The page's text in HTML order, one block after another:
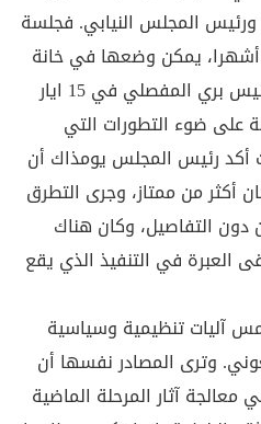
ورئيس المجلس النيابي. فجلسة
أشهرا، يمكن وضعها في خانة
ترجمة لقاء الرئيس عون والرئيس بري المفصلي في 15 ايار
على ضوء التطورات التي
أكد رئيس المجلس يومذاك أن
أكثر من ممتاز، وجرى التطرق
دون التفاصيل، وكان هناك
العبرة في التنفيذ الذي يقع
آليات تنظيمية وسياسية
وترى المصادر نفسها أن
آثار المرحلة الماضية